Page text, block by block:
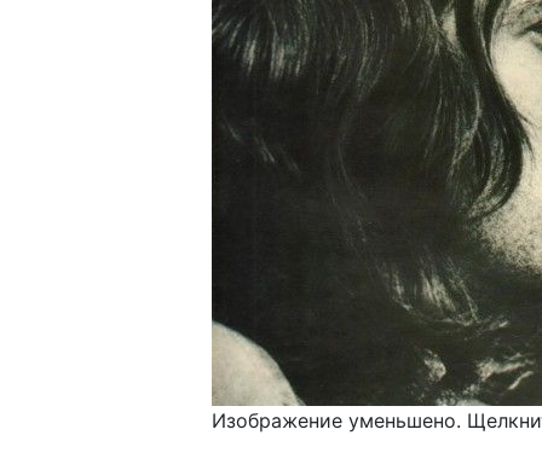
Изображение уменьшено.